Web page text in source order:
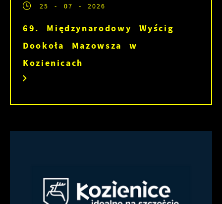
25 - 07 - 2026
69. Międzynarodowy Wyścig
Dookoła Mazowsza w
Kozienicach